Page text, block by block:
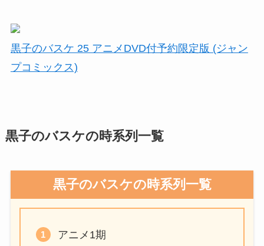
黒子のバスケ 25 アニメDVD付予約限定版 (ジャン
プコミックス)
黒子のバスケの時系列一覧
黒子のバスケの時系列一覧
アニメ1期